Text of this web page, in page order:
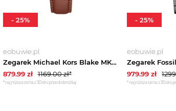
eobuwie.pl
Zegarek Michael Kors Blake MK9209 Brązowy
879.99zł 1169.00zł*
*najniższa cena z 30 dni przed obniżką
- 25%
eobuwie.pl
979.99 zł
*najniższa cena z 30 dni
-25%